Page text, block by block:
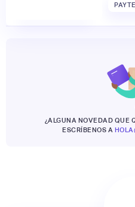
¿ALGUNA NOVEDAD QUE
ESCRÍBENOS A